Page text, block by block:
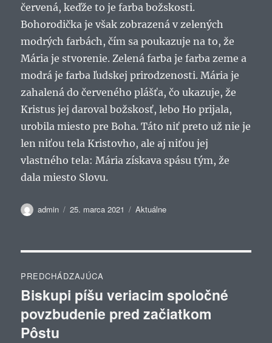
červená, keďže to je farba božskosti.
Bohorodička je však zobrazená v zelených
modrých farbách, čím sa poukazuje na to, že
Mária je stvorenie. Zelená farba je farba zeme a
modrá je farba ľudskej prirodzenosti. Mária je
zahalená do červeného plášťa, čo ukazuje, že
Kristus jej daroval božskosť, lebo Ho prijala,
urobila miesto pre Boha. Táto niť preto už nie je
len niťou tela Kristovho, ale aj niťou jej
vlastného tela: Mária získava spásu tým, že
dala miesto Slovu.
Autor
admin Publikované
25. marca 2021 Kategórie
Aktuálne
v
článku
PREDCHÁDZAJÚCA
Predchádzajúci
článok:
Biskupi píšu veriacim spoločné
povzbudenie pred začiatkom
Pôstu